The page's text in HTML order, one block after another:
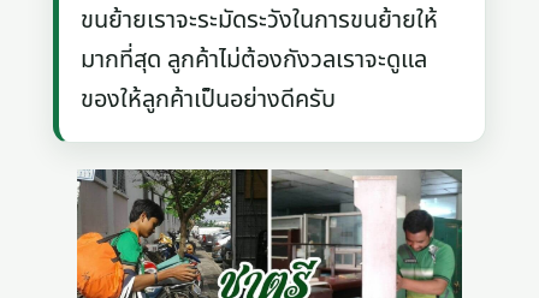
ขนย้ายเราจะระมัดระวังในการขนย้ายให้
มากที่สุด ลูกค้าไม่ต้องกังวลเราจะดูแล
ของให้ลูกค้าเป็นอย่างดีครับ